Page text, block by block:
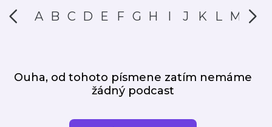
A B C D E F G H I J K L M N
Ouha, od tohoto písmene zatím nemáme
žádný podcast